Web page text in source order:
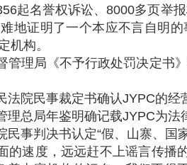
起名誉权诉讼、8000多页举
地证明了一个本应不言自明
机构。
理局《不予行政处罚决定书
院民事裁定书确认JYPC的经
总局年鉴明确记载JYPC为法
事判决书认定“假、山寨、国
的速度，远远赶不上谣言传播